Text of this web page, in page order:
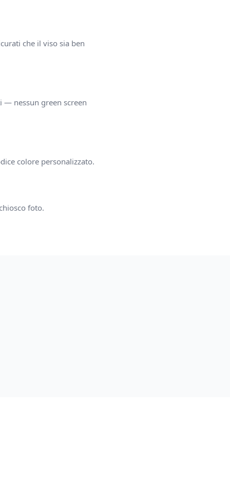
che il viso sia ben
— nessun green screen
colore personalizzato.
foto.